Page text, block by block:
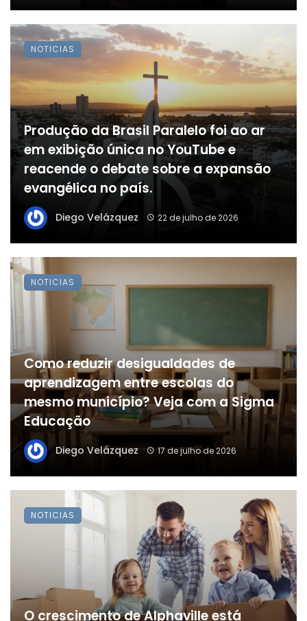
Produção da Brasil Paralelo foi ao ar
em exibição única no YouTube e
reacende o debate sobre a expansão
evangélica no país.
Diego Velázquez 22 de julho de 2026
NOTICIAS
Como reduzir desigualdades de
aprendizagem entre escolas do
mesmo município? Veja com a Sigma
Educação
Diego Velázquez 17 de julho de 2026
NOTICIAS
O crescimento de Alphaville está
NOTICIAS